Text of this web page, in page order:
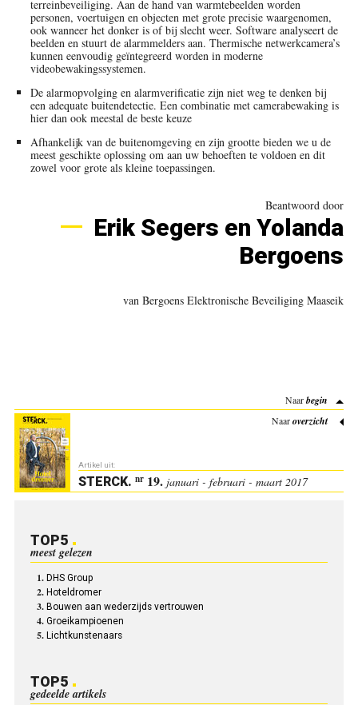
terreinbeveiliging. Aan de hand van warmtebeelden worden
personen, voertuigen en objecten met grote precisie waargenomen,
ook wanneer het donker is of bij slecht weer. Software analyseert de
beelden en stuurt de alarmmelders aan. Thermische netwerkcamera’s
kunnen eenvoudig geïntegreerd worden in moderne
videobewakingssystemen.
De alarmopvolging en alarmverificatie zijn niet weg te denken bij
een adequate buitendetectie. Een combinatie met camerabewaking is
hier dan ook meestal de beste keuze
Afhankelijk van de buiten­omgeving en zijn grootte bieden we u de
meest geschikte oplossing om aan uw behoeften te voldoen en dit
zowel voor grote als kleine toepassingen.
Beantwoord door
Erik Segers en Yolanda
Bergoens
van Bergoens Elektronische Beveiliging Maaseik
Naarbegin
Naaroverzicht
Artikel uit:
STERCK. nr19. januari - februari - maart 2017
TOP5
meest gelezen
DHS Group
Hoteldromer
Bouwen aan wederzijds vertrouwen
Groeikampioenen
Lichtkunstenaars
TOP5
gedeelde artikels